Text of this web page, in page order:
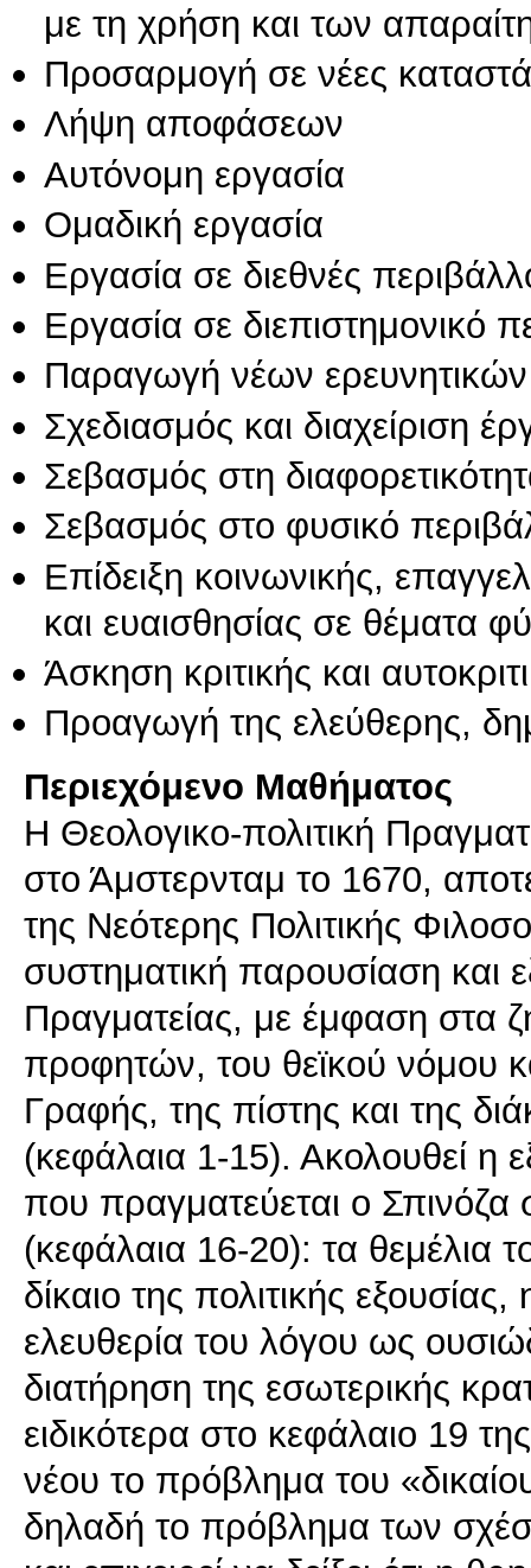
με τη χρήση και των
Προσαρμογή σε νέες
Λήψη αποφάσεων
Αυτόνομη εργασία
Ομαδική εργασία
Εργασία σε διεθνές
Εργασία σε διεπιστημονικό
Παραγωγή νέων
Σχεδιασμός και διαχείριση
Σεβασμός στη
Σεβασμός στο φυσικό
Επίδειξη κοινωνικής,
και ευαισθησίας σε θέματα
Άσκηση κριτικής και
Προαγωγή της ελεύθερης,
Περιεχόμενο Μαθήματος
Η Θεολογικο-πολιτική
στο Άμστερνταμ το 1670,
της Νεότερης Πολιτικής
συστηματική παρουσίαση και
Πραγματείας, με έμφαση στα
προφητών, του θεϊκού νόμου
Γραφής, της πίστης και της
(κεφάλαια 1-15). Ακολουθεί η
που πραγματεύεται ο Σπινόζα
(κεφάλαια 16-20): τα θεμέλια
δίκαιο της πολιτικής
ελευθερία του λόγου ως
διατήρηση της εσωτερικής
ειδικότερα στο κεφάλαιο 19
νέου το πρόβλημα του
δηλαδή το πρόβλημα των